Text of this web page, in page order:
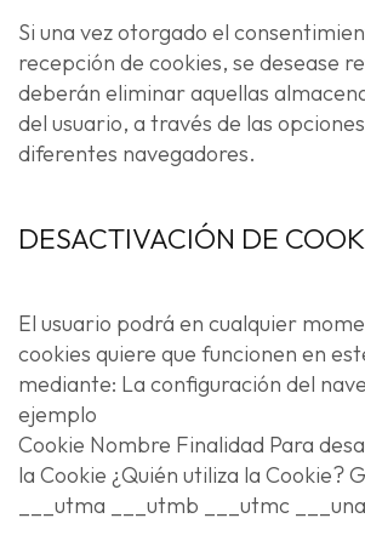
Si una vez otorgado el
recepción de cookies, se desease
deberán eliminar aquellas
del usuario, a través de las
diferentes navegadores.
DESACTIVACIÓN DE
El usuario podrá en cualquier
cookies quiere que funcionen en
mediante: La configuración del
ejemplo
Cookie Nombre Finalidad Para
la Cookie ¿Quién utiliza la Cookie?
___utma ___utmb ___utmc